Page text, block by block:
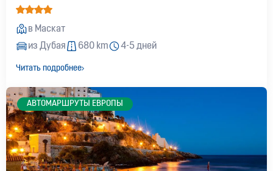
в Маскат
из Дубая
680 km 4-5 дней
Читать подробнее
АВТОМАРШРУТЫ ЕВРОПЫ